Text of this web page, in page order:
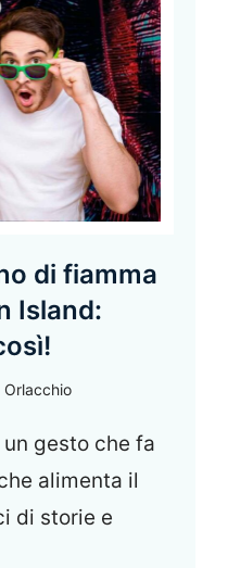
di fiamma
Island:
Orlacchio
gesto che fa
alimenta il
di storie e